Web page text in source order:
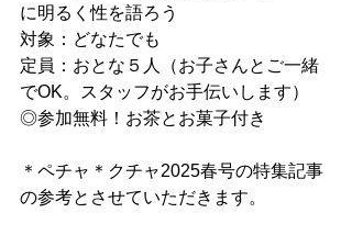
に明るく性を語ろう
対象：どなたでも
定員：おとな５人（お子さんとご一緒
でOK。スタッフがお手伝いします）
◎参加無料！お茶とお菓子付き
＊ペチャ＊クチャ2025春号の特集記事
の参考とさせていただきます。